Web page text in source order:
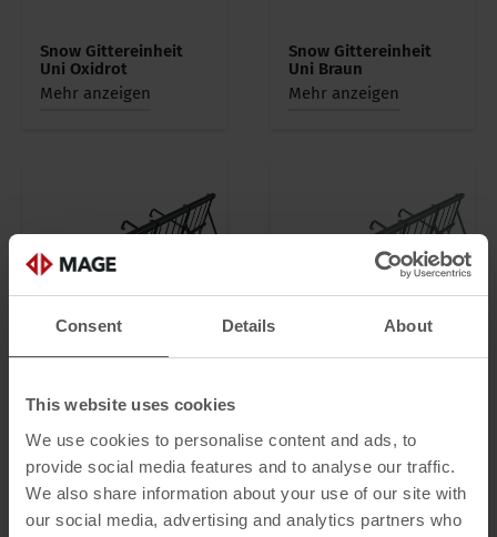
Consent Details About
This website uses cookies
We use cookies to personalise content and ads, to
provide social media features and to analyse our traffic.
We also share information about your use of our site with
our social media, advertising and analytics partners who
Snow Gittereinheit
Uni Oxidrot
Mehr anzeigen
Snow Gittereinheit
Uni Braun
Mehr anzeigen
Uni Anthrazit
Mehr anzeigen
Uni verzinkt
Mehr anzeigen